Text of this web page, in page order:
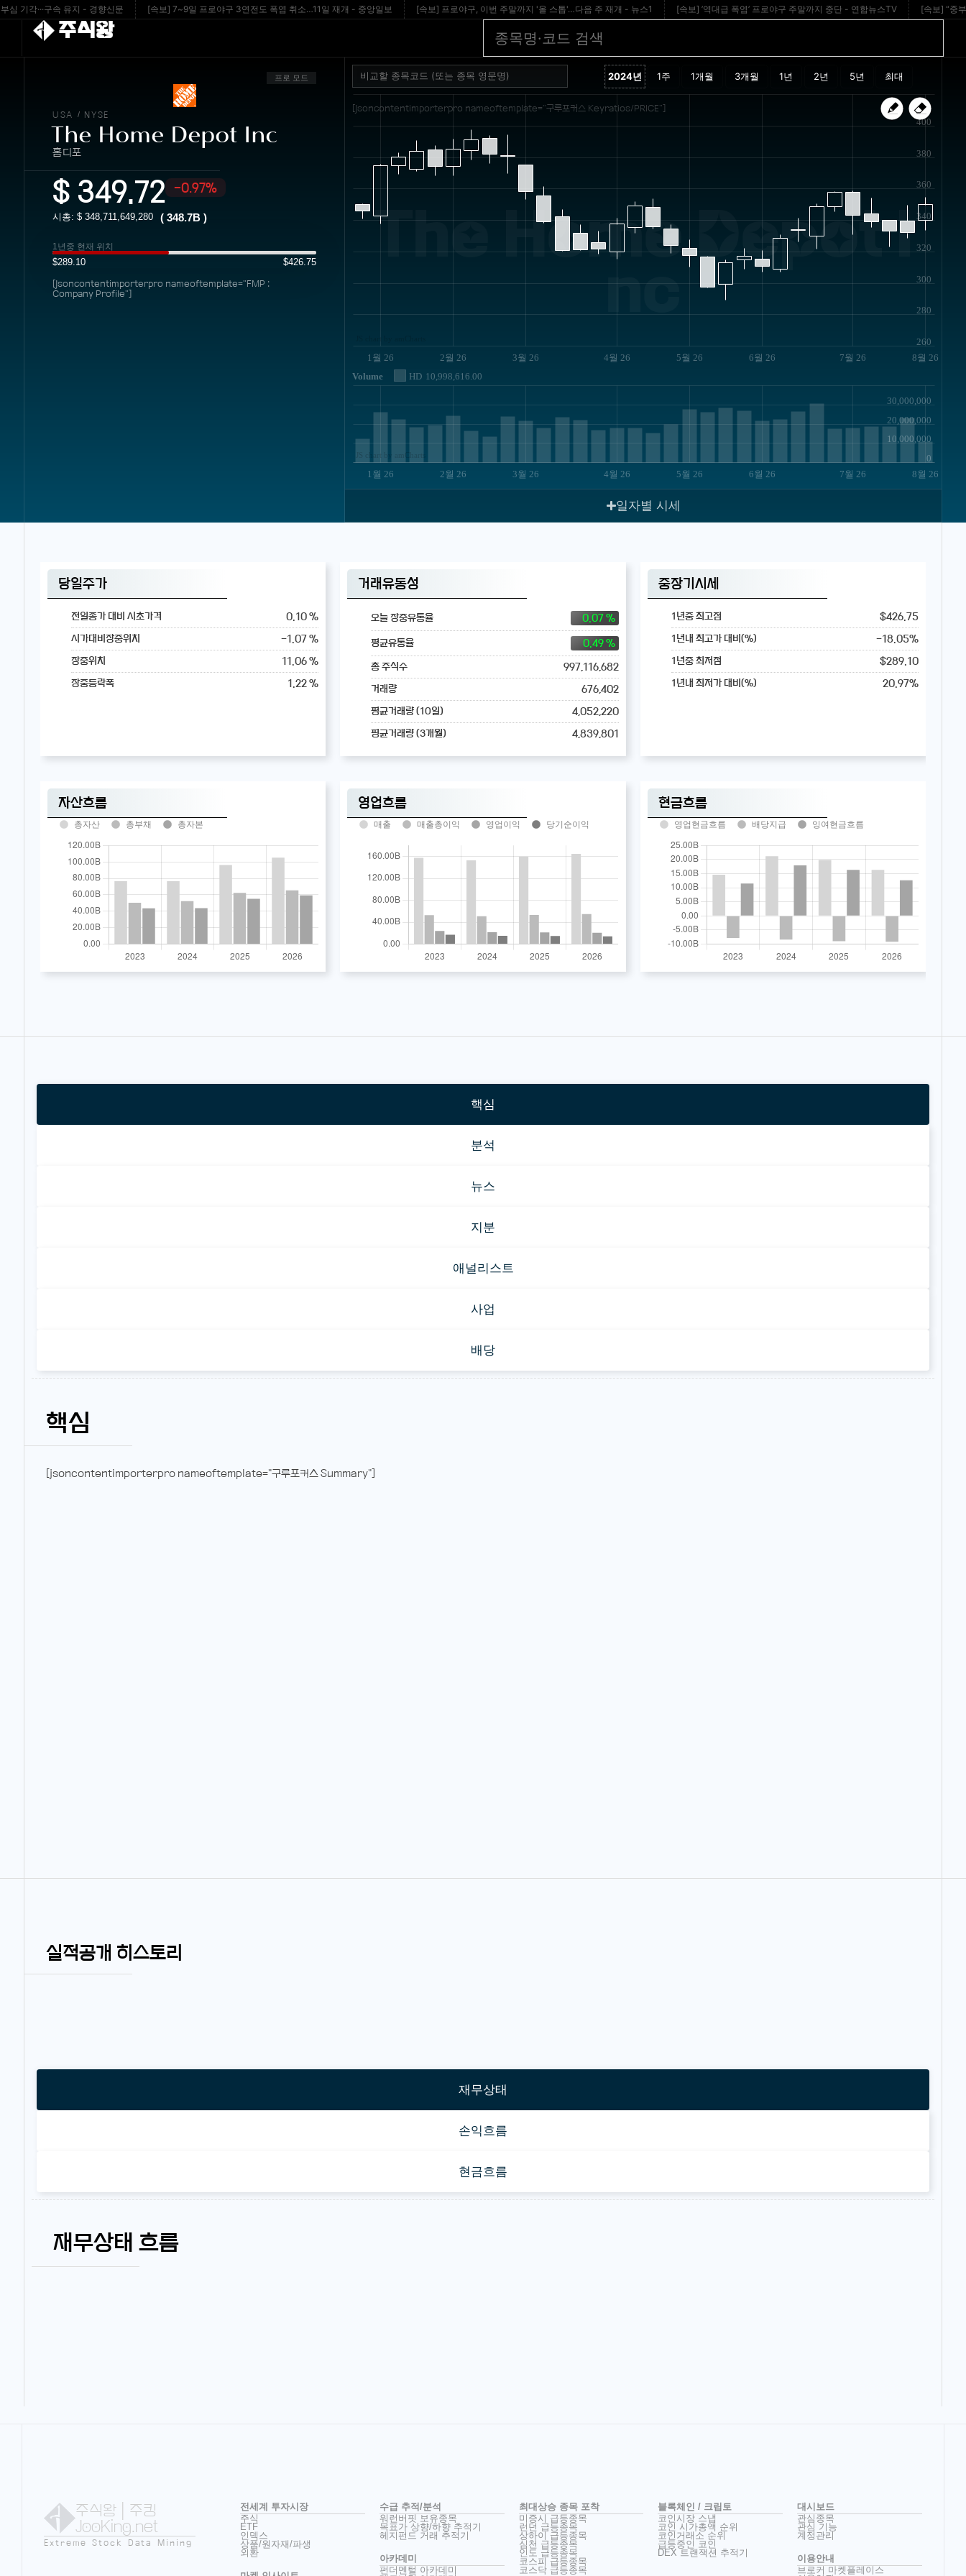
···구속 유지 - 경향신문 [속보] 7~9일 프로야구 3연전도 폭염 취소…11일 재개 - 중앙일보 [속보] 프로야구, 이번 주말까지 '올 스톱'…다음 주 재개 - 뉴스1 [속보] ’역대급 폭염’ 프로야구 주말까지 중단 - 연합뉴스TV [속보] “중부내륙
주식왕
프로 모드
USA / NYSE
The Home Depot Inc
홈디포
$ 349.72 -0.97%
시총: $ 348,711,649,280 ( 348.7B )
1년중 현재 위치
$289.10 $426.75
[jsoncontentimporterpro nameoftemplate="FMP :
Company Profile"]
The Home Depot I
nc
[jsoncontentimporterpro nameoftemplate="구루포커스 Keyratios/PRICE"]
1월 26 2월 26 3월 26 4월 26 5월 26 6월 26 7월 26 8월 26
260
280
300
320
340
360
380
400
Volume HD 10,998,616.00
1월 26 2월 26 3월 26 4월 26 5월 26 6월 26 7월 26 8월 26
0
10,000,000
20,000,000
30,000,000
일자별 시세
당일주가
전일종가 대비 시초가격 0.10 %
시가대비장중위치 -1.07 %
장중위치 11.06 %
장중등락폭 1.22 %
거래유동성
오늘 장중유통율 0.07 %
평균유통율 0.49 %
총 주식수 997,116,682
거래량 676,402
평균거래량 (10일) 4,052,220
평균거래량 (3개월) 4,839,801
중장기시세
1년중 최고점 $426.75
1년내 최고가 대비(%) -18.05%
1년중 최저점 $289.10
1년내 최저가 대비(%) 20.97%
자산흐름
총자산 총부채 총자본
영업흐름
매출 매출총이익 영업이익 당기순이익
현금흐름
영업현금흐름 배당지급 잉여현금흐름
핵심
분석
뉴스
지분
애널리스트
사업
배당
핵심
[jsoncontentimporterpro nameoftemplate="구루포커스 Summary"]
실적공개 히스토리
재무상태
손익흐름
현금흐름
재무상태 흐름
주식왕 | 주킹
JooKing.net
Extreme Stock Data Mining
전세계 투자시장
주식
ETF
인덱스
상품/원자재/파생
외환
수급 추적/분석
워런버핏 보유종목
목표가 상향/하향 추적기
헤지펀드 거래 추적기
아카데미
펀더멘털 아카데미
최대상승 종목 포착
미증시 급등종목
런던 급등종목
상하이 급등종목
심천 급등종목
인도 급등종목
코스피 급등종목
코스닥 급등종목
블록체인 / 크립토
코인시장 스냅
코인 시가총액 순위
코인거래소 순위
급등중인 코인
DEX 트랜잭션 추적기
대시보드
관심종목
관심 기능
계정관리
이용안내
브로커 마켓플레이스